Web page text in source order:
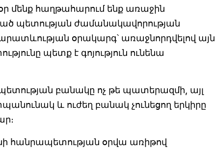
մենք հաղթահարում ենք առաջին
պետության ժամանակավորության
օրակարգ՝ առաջնորդվելով այն
պետք է գոյություն ունենա
բանակը ոչ թե պատերազմի, այլ
և ուժեղ բանակ չունեցող երկիրը
հանրապետության օրվա առիթով